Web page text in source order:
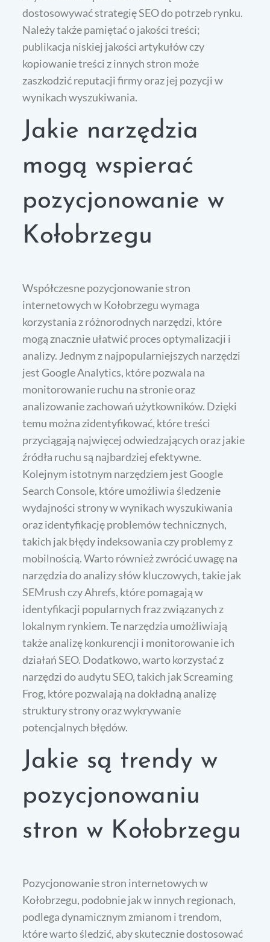
dostosowywać strategię SEO do potrzeb rynku.
Należy także pamiętać o jakości treści;
publikacja niskiej jakości artykułów czy
kopiowanie treści z innych stron może
zaszkodzić reputacji firmy oraz jej pozycji w
wynikach wyszukiwania.
Jakie narzędzia
mogą wspierać
pozycjonowanie w
Kołobrzegu
Współczesne pozycjonowanie stron
internetowych w Kołobrzegu wymaga
korzystania z różnorodnych narzędzi, które
mogą znacznie ułatwić proces optymalizacji i
analizy. Jednym z najpopularniejszych narzędzi
jest Google Analytics, które pozwala na
monitorowanie ruchu na stronie oraz
analizowanie zachowań użytkowników. Dzięki
temu można zidentyfikować, które treści
przyciągają najwięcej odwiedzających oraz jakie
źródła ruchu są najbardziej efektywne.
Kolejnym istotnym narzędziem jest Google
Search Console, które umożliwia śledzenie
wydajności strony w wynikach wyszukiwania
oraz identyfikację problemów technicznych,
takich jak błędy indeksowania czy problemy z
mobilnością. Warto również zwrócić uwagę na
narzędzia do analizy słów kluczowych, takie jak
SEMrush czy Ahrefs, które pomagają w
identyfikacji popularnych fraz związanych z
lokalnym rynkiem. Te narzędzia umożliwiają
także analizę konkurencji i monitorowanie ich
działań SEO. Dodatkowo, warto korzystać z
narzędzi do audytu SEO, takich jak Screaming
Frog, które pozwalają na dokładną analizę
struktury strony oraz wykrywanie
potencjalnych błędów.
Jakie są trendy w
pozycjonowaniu
stron w Kołobrzegu
Pozycjonowanie stron internetowych w
Kołobrzegu, podobnie jak w innych regionach,
podlega dynamicznym zmianom i trendom,
które warto śledzić, aby skutecznie dostosować